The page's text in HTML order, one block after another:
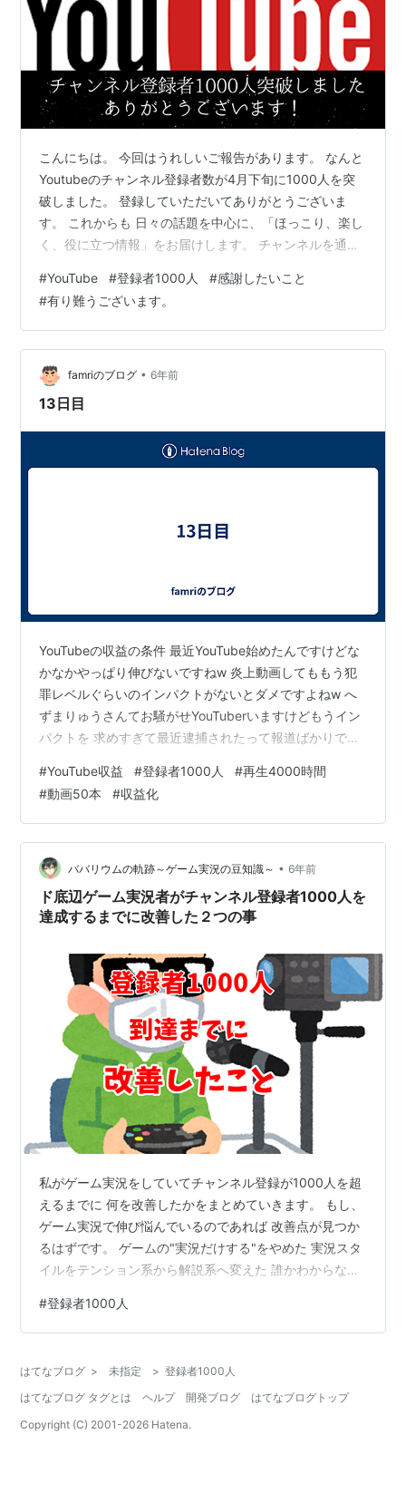
こんにちは。 今回はうれしいご報告があります。 なんと
Youtubeのチャンネル登録者数が4月下旬に1000人を突
破しました。 登録していただいてありがとうございま
す。 これからも 日々の話題を中心に、「ほっこり、楽し
く、役に立つ情報」をお届けします。 チャンネルを通じ
くお願いします。 今回の記事はスイスで暮らしている日
常を動画として投稿している僕がどのようにして1000人
という初心者の壁を突破したのか書きました。 ご参考に
なれば幸いです。 初投稿は2020年8月9日 最初半年は約
50人ほど 隠すのをやめてから伸び始めた 人気動画上位3
本はス…
#YouTube #登録者1000人 #感謝したいこと
#有り難うございます。
famriのブログ • 6年前
13日目
YouTubeの収益の条件 最近YouTube始めたんですけどな
かなかやっぱり伸びないですねw 炎上動画してももう犯
罪レベルぐらいのインパクトがないとダメですよねw へ
ずまりゅうさんてお騒がせYouTuberいますけどもうイン
パクトを 求めすぎて最近逮捕されたって報道ばかりです
の条件 YouTubeパートナープログラムに加入し収益化設
定をする まず収益化設定するのは条件があります。 1.チ
ャンネル登録者数が1,000人に到達、 2.過去1年間の視聴
時間が4,000時間に達すれば申請することができるよう
になります。 あと年齢制限なんです…
#YouTube収益 #登録者1000人 #再生4000時間
#動画50本 #収益化
ババリウムの軌跡～ゲーム実況の豆知識～ • 6年前
ド底辺ゲーム実況者がチャンネル登録者1000人を
達成するまでに改善した２つの事
私がゲーム実況をしていてチャンネル登録が1000人を超
えるまでに 何を改善したかをまとめていきます。 もし、
ゲーム実況で伸び悩んでいるのであれば 改善点が見つか
るはずです。 ゲームの"実況だけする"をやめた 実況スタ
イルをテンション系から解説系へ変えた 誰かわからない
ゲーム実況が求められているのか 最後にお願い ゲーム
の"実況だけする"をやめた チャンネル登録者さんが100
た。 （ゲーム実況動画・ゲーム実況LIVE配信） しかし、
月に5人～10人しか登録者さんは増えませんでした。 そ
こでゲーム…
#登録者1000人
はてなブログ > 未指定 > 登録者1000人
はてなブログ タグとは
ヘルプ 開発ブログ
はてなブログトップ
Copyright (C) 2001-2026 Hatena.